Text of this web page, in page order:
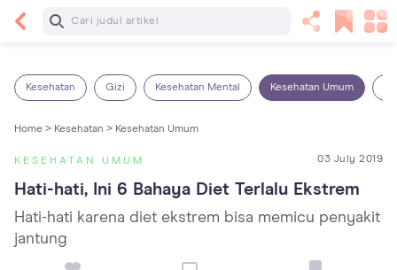
Baca Selanjutnya
Kesehatan Gizi Kesehatan Mental Kesehatan Umum
Home > Kesehatan > Kesehatan Umum
KESEHATAN UMUM 03 July 2019
Hati-hati, Ini 6 Bahaya Diet Terlalu Ekstrem
Hati-hati karena diet ekstrem bisa memicu penyakit
jantung